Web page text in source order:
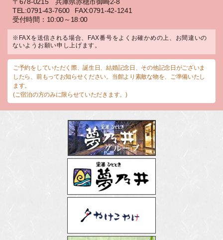
〒678-0215 兵庫県赤穂市御崎2-8
TEL:0791-43-7600
FAX:0791-42-1241
受付時間：10:00～18:00
※FAXを送信される場合、FAX番号をよくお確かめの上、お間違いの
ないようお願い申し上げます。
ご予約をしていただく際、誕生日、結婚記念日、その他記念日がございま
したら、前もってお知らせください。当館より素敵な物を、ご準備いたし
ます。
(ご宿泊の方のみに限らせていただきます。)